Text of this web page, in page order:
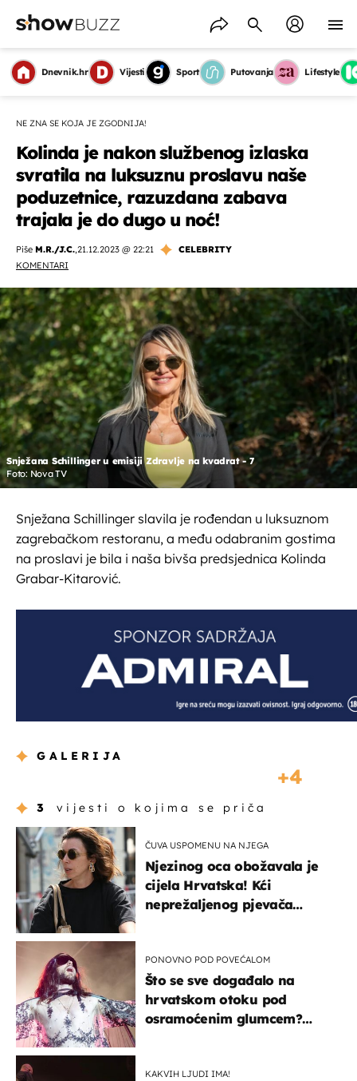
Dnevnik.hr Vijesti Sport Putovanja Lifestyle
NE ZNA SE KOJA JE ZGODNIJA!
Kolinda je nakon službenog izlaska
svratila na luksuznu proslavu naše
poduzetnice, razuzdana zabava
trajala je do dugo u noć!
Piše M.R./J.C.,21.12.2023 @ 22:21
CELEBRITY
KOMENTARI
Snježana Schillinger u emisiji Zdravlje na kvadrat - 7
Foto: Nova TV
Snježana Schillinger slavila je rođendan u luksuznom
zagrebačkom restoranu, a među odabranim gostima
na proslavi je bila i naša bivša predsjednica Kolinda
Grabar-Kitarović.
GALERIJA
4
3 vijesti o kojima se priča
ČUVA USPOMENU NA NJEGA
Njezinog oca obožavala je
cijela Hrvatska! Kći
neprežaljenog pjevača
PONOVNO POD POVEĆALOM
Što se sve događalo na
hrvatskom otoku pod
osramoćenim glumcem?
KAKVIH LJUDI IMA!
OMOGUĆI OBAVIJESTI